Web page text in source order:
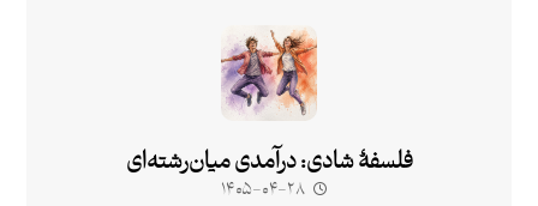
فلسفۀ شادی: درآمدی میان‌رشته‌ای
۱۴۰۵-۰۴-۲۸